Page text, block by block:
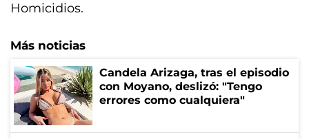
Homicidios.
Más noticias
Candela Arizaga, tras el episodio
con Moyano, deslizó: "Tengo
errores como cualquiera"